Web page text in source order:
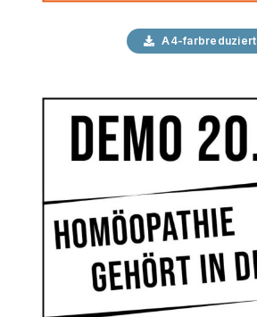
A4-farbreduziert